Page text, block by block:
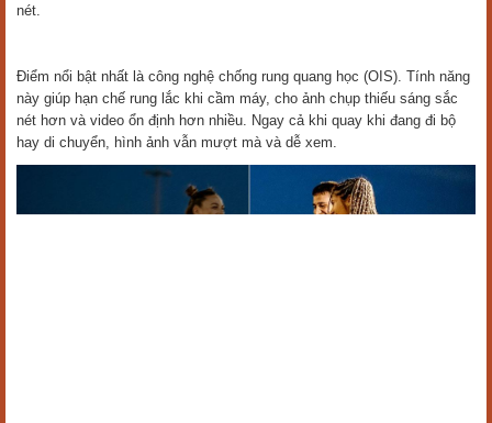
kết hợp giữa thiết kế tinh tế và độ bền cao giúp Galaxy A17 5G trở
thành lựa chọn đáng tin cậy cho mọi nhu cầu.
Bắt nét hoàn hảo, rõ nét dù ngày hay đêm
Galaxy A17 5G được trang bị camera chính 50 MP, cho phép chụp ảnh
chi tiết rõ ràng, thoải mái phóng to hoặc cắt ảnh mà không lo bị mờ.
Nhờ khẩu độ f/1.8, máy thu sáng tốt hơn nên ảnh chụp trong điều kiện